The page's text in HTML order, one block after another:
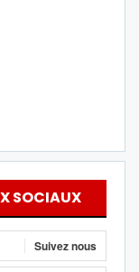
SOCIAUX
Suivez nous